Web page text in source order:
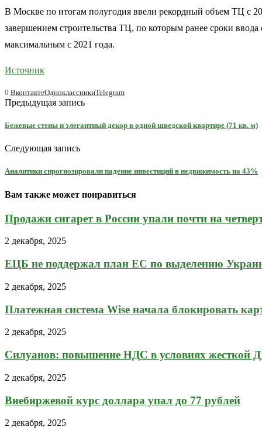
В Москве по итогам полугодия ввели рекордный объем ТЦ с
завершением строительства ТЦ, по которым ранее сроки
максимальным с 2021 года.
Источник
0 ВконтактеОдноклассникиTelegram
Предыдущая запись
Бежевые стены и элегантный декор в одной шведской квартире (71 кв. м)
Следующая запись
Аналитики спрогнозировали падение инвестиций в недвижимость на 43%
Вам также может понравиться
Продажи сигарет в России упали почти на
2 декабря, 2025
ЕЦБ не поддержал план ЕС по выделению
2 декабря, 2025
Платежная система Wise начала блокировать
2 декабря, 2025
Силуанов: повышение НДС в условиях жесткой
2 декабря, 2025
Внебиржевой курс доллара упал до 77 рублей
2 декабря, 2025